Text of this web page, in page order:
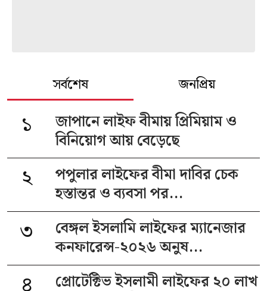
সর্বশেষ জনপ্রিয়
১
জাপানে লাইফ বীমায় প্রিমিয়াম ও
বিনিয়োগ আয় বেড়েছে
২
পপুলার লাইফের বীমা দাবির চেক
হস্তান্তর ও ব্যবসা পর...
৩
বেঙ্গল ইসলামি লাইফের ম্যানেজার
কনফারেন্স-২০২৬ অনুষ...
প্রোটেক্টিভ ইসলামী লাইফের ২০ লাখ